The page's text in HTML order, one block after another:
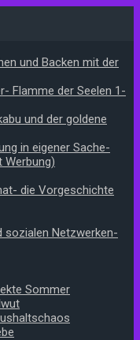
und Backen mit der
Flamme der Seelen 1-
und der goldene
in eigener Sache-
Werbung)
die Vorgeschichte
sozialen Netzwerken-
Sommer